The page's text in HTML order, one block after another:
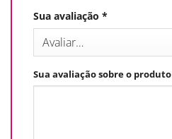
Sua avaliação *
Sua avaliação sobre o produto